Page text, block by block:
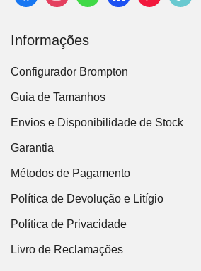
Informações
Configurador Brompton
Guia de Tamanhos
Envios e Disponibilidade de Stock
Garantia
Métodos de Pagamento
Política de Devolução e Litígio
Política de Privacidade
Livro de Reclamações